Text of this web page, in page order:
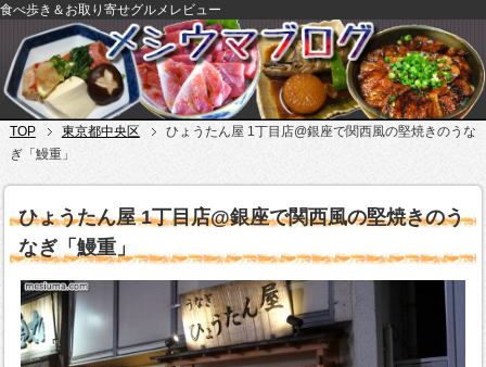
食べ歩き＆お取り寄せグルメレビュー
TOP 東京都中央区
ひょうたん屋 1丁目店@銀座で関西風の堅焼きのうな
ぎ「鰻重」
ひょうたん屋 1丁目店@銀座で関西風の堅焼きのう
なぎ「鰻重」